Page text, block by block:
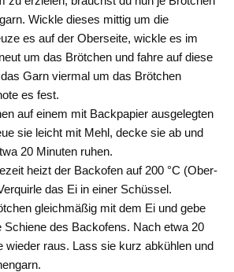
Wickle dieses mittig um die
es auf der Oberseite, wickle es im
um das Brötchen und fahre auf diese
Garn viermal um das Brötchen
es fest.
auf einem mit Backpapier ausgelegten
sie leicht mit Mehl, decke sie ab und
20 Minuten ruhen.
heizt der Backofen auf 200 °C (Ober-
das Ei in einer Schüssel.
gleichmäßig mit dem Ei und gebe
Schiene des Backofens. Nach etwa 20
wieder raus. Lass sie kurz abkühlen und